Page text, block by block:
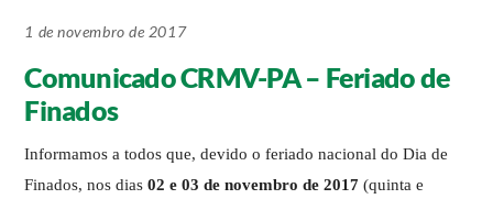
1 de novembro de 2017
Comunicado CRMV-PA – Feriado de
Finados
Informamos a todos que, devido o feriado nacional do Dia de
Finados, nos dias 02 e 03 de novembro de 2017 (quinta e